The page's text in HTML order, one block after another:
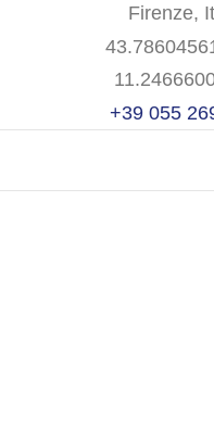
Firenze,
+39 055